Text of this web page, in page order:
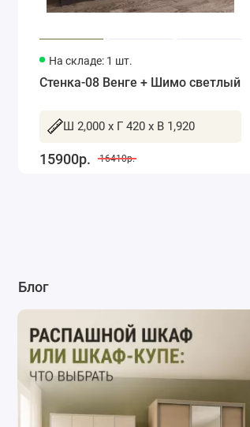
На складе: 1 шт.
Стенка-08 Венге + Шимо светлый
Ш 2,000 x Г 420 x В 1,920
15900р. 16410р.
Блог